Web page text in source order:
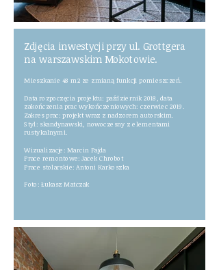
Zdjęcia inwestycji przy ul. Grottgera
na warszawskim Mokotowie.
Mieszkanie 48 m2 ze zmianą funkcji pomieszczeń.
Data rozpoczęcia projektu: październik 2018, data
zakończenia prac wykończeniowych: czerwiec 2019.
Zakres prac: projekt wraz z nadzorem autorskim.
Styl: skandynawski, nowoczesny z elementami
rustykalnymi.
Wizualizacje: Marcin Pajda
Prace remontowe: Jacek Chrobot
Prace stolarskie: Antoni Karkoszka
Foto: Łukasz Matczak